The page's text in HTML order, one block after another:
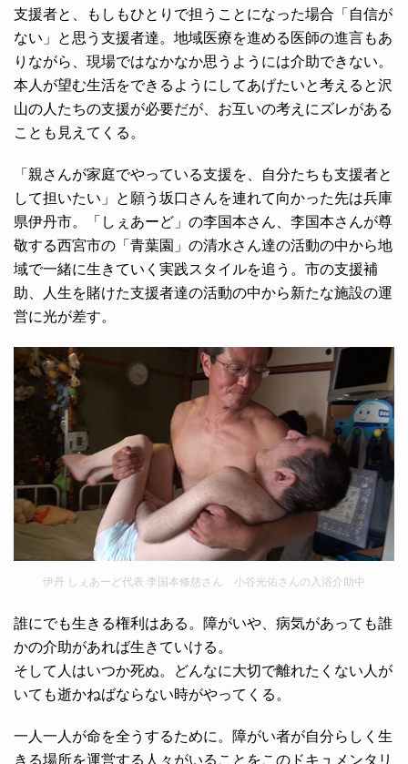
支援者と、もしもひとりで担うことになった場合「自信が
ない」と思う支援者達。地域医療を進める医師の進言もあ
りながら、現場ではなかなか思うようには介助できない。
本人が望む生活をできるようにしてあげたいと考えると沢
山の人たちの支援が必要だが、お互いの考えにズレがある
ことも見えてくる。
「親さんが家庭でやっている支援を、自分たちも支援者と
して担いたい」と願う坂口さんを連れて向かった先は兵庫
県伊丹市。「しぇあーど」の李国本さん、李国本さんが尊
敬する西宮市の「青葉園」の清水さん達の活動の中から地
域で一緒に生きていく実践スタイルを追う。市の支援補
助、人生を賭けた支援者達の活動の中から新たな施設の運
営に光が差す。
伊丹 しぇあーど代表 李国本修慈さん 小谷光佑さんの入浴介助中
誰にでも生きる権利はある。障がいや、病気があっても誰
かの介助があれば生きていける。
そして人はいつか死ぬ。どんなに大切で離れたくない人が
いても逝かねばならない時がやってくる。
一人一人が命を全うするために。障がい者が自分らしく生
きる場所を運営する人々がいることをこのドキュメンタリ